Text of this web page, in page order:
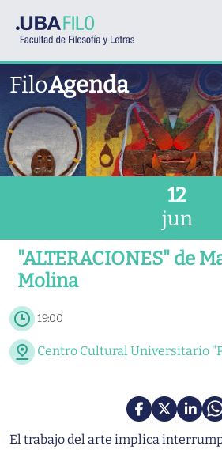
FiloAgenda
12
jun
"ALTERACIONES" de
Molina
19:00
Centro Cultural Universitario
El trabajo del arte implica